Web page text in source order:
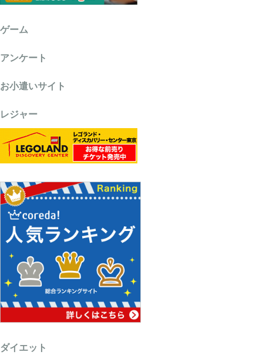
ゲーム
アンケート
お小遣いサイト
レジャー
ダイエット